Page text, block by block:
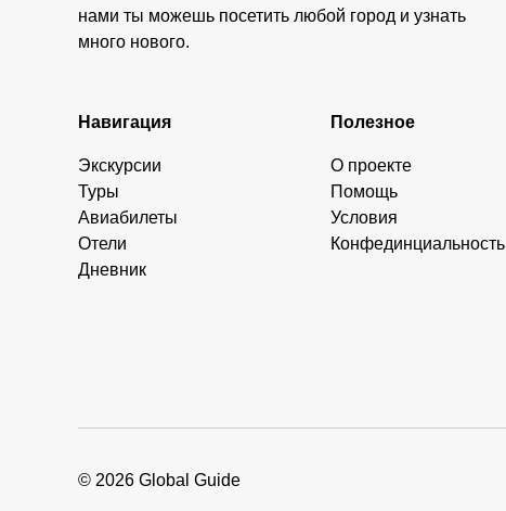
нами ты можешь посетить любой город и узнать
много нового.
Навигация
Экскурсии
Туры
Авиабилеты
Отели
Дневник
Полезное
О проекте
Помощь
Условия
Конфединциальность
© 2026 Global Guide